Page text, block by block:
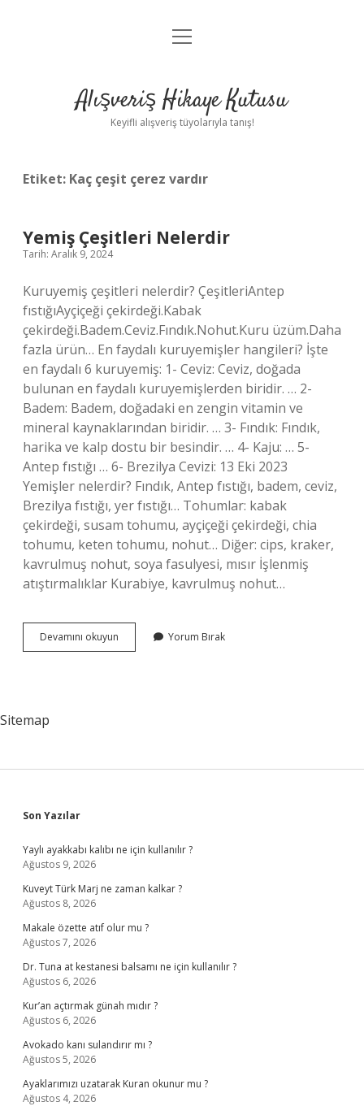
Anasayfa
Yasal Uyarı
menüyü
Alışveriş Hikaye Kutusu
Keyifli alışveriş tüyolarıyla tanış!
Etiket: Kaç çeşit çerez vardır
Yemiş Çeşitleri Nelerdir
Tarih: Aralık 9, 2024
Kuruyemiş çeşitleri nelerdir? ÇeşitleriAntep
fıstığıAyçiçeği çekirdeği.Kabak
çekirdeği.Badem.Ceviz.Fındık.Nohut.Kuru üzüm.Daha
fazla ürün… En faydalı kuruyemişler hangileri? İşte
en faydalı 6 kuruyemiş: 1- Ceviz: Ceviz, doğada
bulunan en faydalı kuruyemişlerden biridir. … 2-
Badem: Badem, doğadaki en zengin vitamin ve
mineral kaynaklarından biridir. … 3- Fındık: Fındık,
harika ve kalp dostu bir besindir. … 4- Kaju: … 5-
Antep fıstığı … 6- Brezilya Cevizi: 13 Eki 2023
Yemişler nelerdir? Fındık, Antep fıstığı, badem, ceviz,
Brezilya fıstığı, yer fıstığı… Tohumlar: kabak
çekirdeği, susam tohumu, ayçiçeği çekirdeği, chia
tohumu, keten tohumu, nohut… Diğer: cips, kraker,
kavrulmuş nohut, soya fasulyesi, mısır İşlenmiş
atıştırmalıklar Kurabiye, kavrulmuş nohut…
Devamını okuyun
Çeşitleri
Yorum Bırak
Sitemap
Sidebar
Son Yazılar
Yaylı ayakkabı kalıbı ne için kullanılır ?
Ağustos 9, 2026
Kuveyt Türk Marj ne zaman kalkar ?
Ağustos 8, 2026
Makale özette atıf olur mu ?
Ağustos 7, 2026
Dr. Tuna at kestanesi balsamı ne için kullanılır ?
Ağustos 6, 2026
Kur’an açtırmak günah mıdır ?
Ağustos 6, 2026
Avokado kanı sulandırır mı ?
Ağustos 5, 2026
Ayaklarımızı uzatarak Kuran okunur mu ?
Ağustos 4, 2026